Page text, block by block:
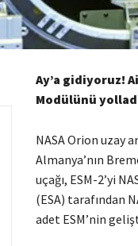
Ay’a gidiyoruz!
Modülünü
NASA Orion uzay
Almanya’nın
uçağı, ESM-2’yi
(ESA) tarafından
adet ESM’nin